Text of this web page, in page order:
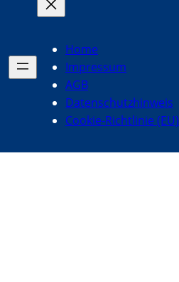
Home
Impressum
AGB
Datenschutzhinweis
Cookie-Richtlinie (EU)